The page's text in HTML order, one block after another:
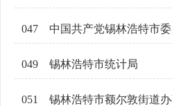
047 中国共产党锡林浩特市
049 锡林浩特市统计局
051 锡林浩特市额尔敦街道